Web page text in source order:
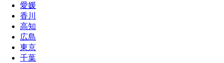
愛媛
香川
高知
広島
東京
千葉